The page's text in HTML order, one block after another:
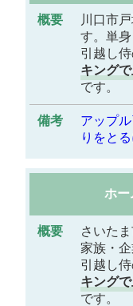
川口市
す。単
引越し
キング
です。
アップ
りをと
ホー
さいた
家族・企
引越し
キング
です。